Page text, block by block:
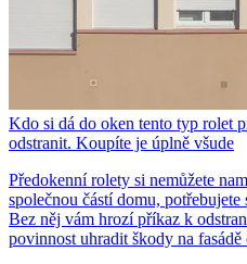
Kdo si dá do oken tento typ rolet
odstranit. Koupíte je úplně všude
Předokenní rolety si nemůžete
společnou částí domu,
Bez něj vám hrozí příkaz k
povinnost uhradit škody na fasádě